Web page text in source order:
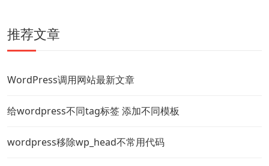
推荐文章
WordPress调用网站最新文章
给wordpress不同tag标签 添加不同模板
wordpress移除wp_head不常用代码